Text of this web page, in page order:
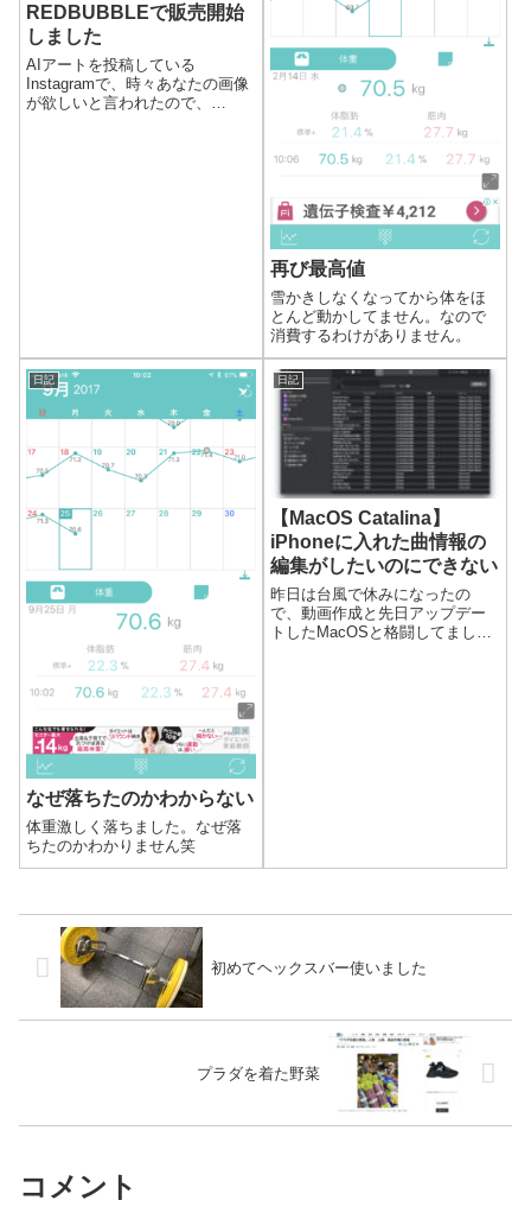
REDBUBBLEで販売開始
しました
AIアートを投稿している
Instagramで、時々あなたの画像
が欲しいと言われたので、
再び最高値
雪かきしなくなってから体をほ
とんど動かしてません。なので
消費するわけがありません。
日記
なぜ落ちたのかわからない
体重激しく落ちました。なぜ落
ちたのかわかりません笑
日記
【MacOS Catalina】
iPhoneに入れた曲情報の
編集がしたいのにできない
昨日は台風で休みになったの
で、動画作成と先日アップデー
トしたMacOSと格闘してまし
初めてヘックスバー使いました
プラダを着た野菜
コメント